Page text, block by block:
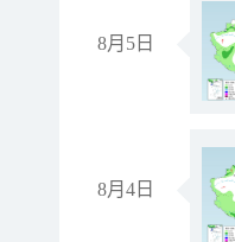
8月5日
8月4日